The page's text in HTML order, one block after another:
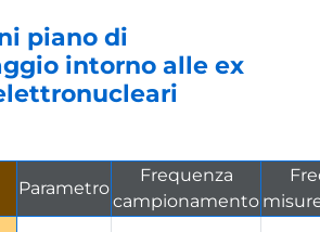
piano di
intorno alle ex
Parametro
Frequenza
campionamento